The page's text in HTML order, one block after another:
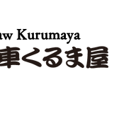
Kurumaya